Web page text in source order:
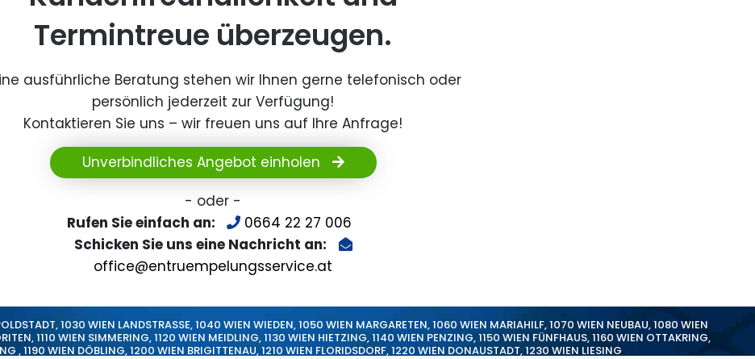
Termintreue überzeugen.
ausführliche Beratung stehen wir Ihnen gerne telefonisch oder
persönlich jederzeit zur Verfügung!
Kontaktieren Sie uns – wir freuen uns auf Ihre Anfrage!
Unverbindliches Angebot einholen
- oder -
Rufen Sie einfach an:
0664 22 27 006
Schicken Sie uns eine Nachricht an:
office@entruempelungsservice.at
,1030 WIEN LANDSTRASSE,1040 WIEN WIEDEN,1050 WIEN MARGARETEN,1060 WIEN MARIAHILF,1070 WIEN NEUBAU,1080 WIEN
,1110 WIEN SIMMERING,1120 WIEN MEIDLING,1130 WIEN HIETZING,1140 WIEN PENZING,1150 WIEN FÜNFHAUS,1160 WIEN OTTAKRING,
,1190 WIEN DÖBLING,1200 WIEN BRIGITTENAU,1210 WIEN FLORIDSDORF,1220 WIEN DONAUSTADT,1230 WIEN LIESING